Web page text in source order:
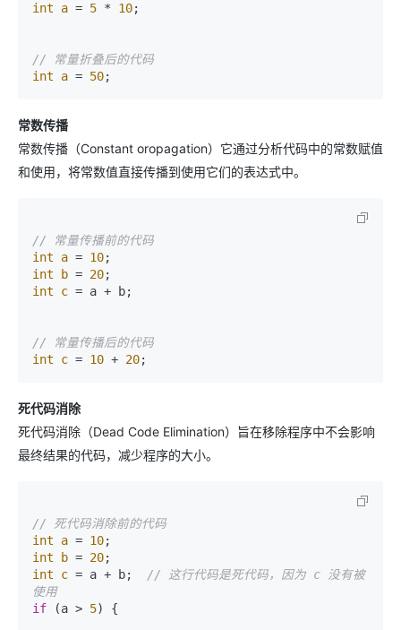
int
a = 5 * 10;
// 常量折叠后的代码
int
a = 50
常数传播
常数传播（Constant oropagation）它通过分析代码中的常数赋值
和使用，将常数值直接传播到使用它们的表达式中。
// 常量传播前的代码
int
a = 10
int
b = 20
int
c = a + b;
// 常量传播后的代码
int
c = 10 + 20
死代码消除
死代码消除（Dead Code Elimination）旨在移除程序中不会影响
最终结果的代码，减少程序的大小。
// 死代码消除前的代码
int
a = 10
int
b = 20
int
c = a + b;
// 这行代码是死代码，因为 c 没有被
使用
if (a > 5) {